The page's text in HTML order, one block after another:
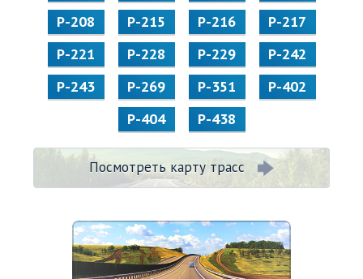
Р-208
Р-215 Р-216
Р-217
Р-221
Р-228 Р-229
Р-242
Р-243
Р-269 Р-351
Р-402
Р-404
Р-438
Посмотреть карту трасс